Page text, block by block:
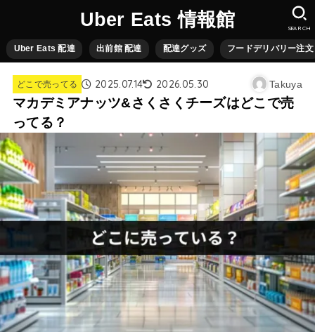
Uber Eats 情報館
Uber Eats 配達 出前館 配達 配達グッズ フードデリバリー注文
SEARCH
どこで売ってる 2025.07.14 2026.05.30 Takuya
マカデミアナッツ&さくさくチーズはどこで売
ってる？